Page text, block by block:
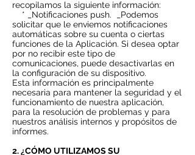
recopilamos la siguiente información:
* _Notificaciones push.
_Podemos
solicitar que le enviemos notificaciones
automáticas sobre su cuenta o ciertas
funciones de la Aplicación. Si desea optar
por no recibir este tipo de
comunicaciones, puede desactivarlas en
la configuración de su dispositivo.
Esta información es principalmente
necesaria para mantener la seguridad y el
funcionamiento de nuestra aplicación,
para la resolución de problemas y para
nuestros análisis internos y propósitos de
informes.
2. ¿CÓMO UTILIZAMOS SU